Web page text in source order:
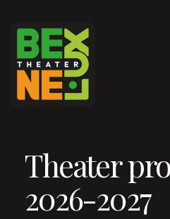
Theater
2026-2027